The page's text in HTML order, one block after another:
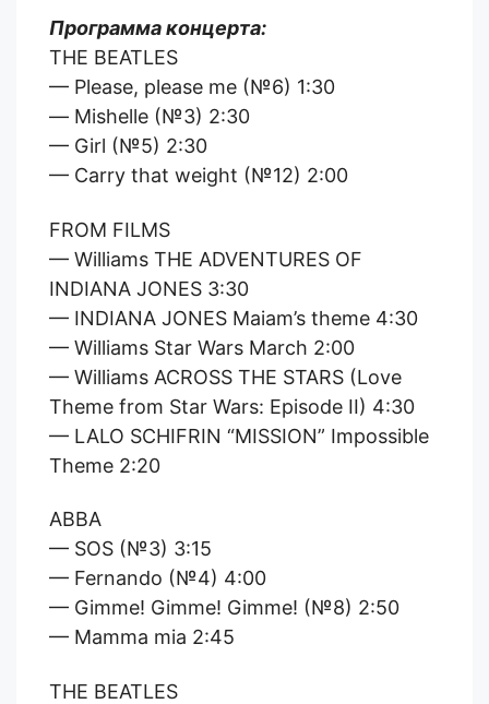
Программаконцерта:
THE BEATLES
— Please, please mе (№6) 1:30
— Mishelle (№3) 2:30
— Girl (№5) 2:30
— Carry that weight (№12) 2:00
FROM FILMS
— Williams THE ADVENTURES OF
INDIANA JONES 3:30
— INDIANA JONES Maiam’s theme 4:30
— Williams Star Wars March 2:00
— Williams ACROSS THE STARS (Love
Theme from Star Wars: Episode II) 4:30
— LALO SCHIFRIN “MISSION” Impossible
Theme 2:20
ABBA
— SOS (№3) 3:15
— Fernando (№4) 4:00
— Gimme! Gimme! Gimme! (№8) 2:50
— Mamma mia 2:45
THE BEATLES